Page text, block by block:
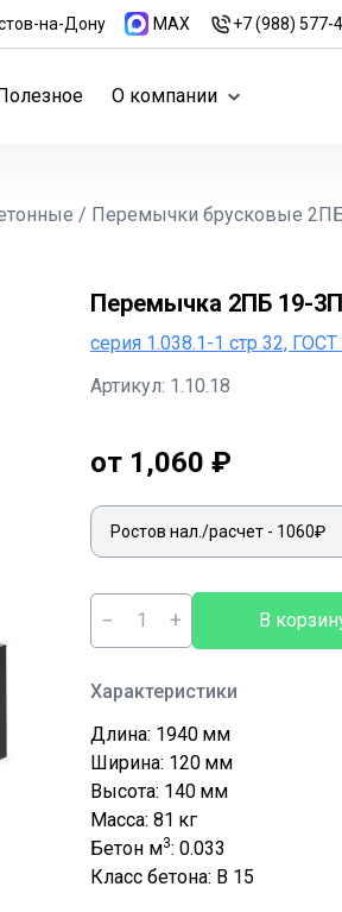
на-Дону MAX +7 (988) 577-
О компании
/ Перемычки брусковые
Перемычка 2ПБ 19-3П
серия 1.038.1-1 стр 32,
Артикул: 1.10.18
от 1,060 ₽
− + В
Характеристики
Длина: 1940 мм
Ширина: 120 мм
Высота: 140 мм
Масса: 81 кг
Бетон м3: 0.033
Класс бетона: В 15